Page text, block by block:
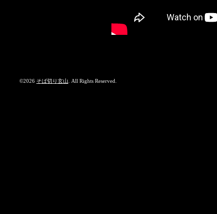
©2026 そば切り玄山 . All Rights Reserved.